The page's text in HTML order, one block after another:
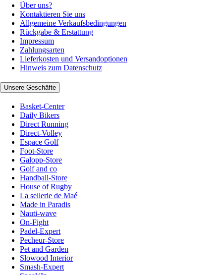
Über uns?
Kontaktieren Sie uns
Allgemeine Verkaufsbedingungen
Rückgabe & Erstattung
Impressum
Zahlungsarten
Lieferkosten und Versandoptionen
Hinweis zum Datenschutz
Unsere Geschäfte
Basket-Center
Daily Bikers
Direct Running
Direct-Volley
Espace Golf
Foot-Store
Galopp-Store
Golf and co
Handball-Store
House of Rugby
La sellerie de Maé
Made in Paradis
Nauti-wave
On-Fight
Padel-Expert
Pecheur-Store
Pet and Garden
Slowood Interior
Smash-Expert